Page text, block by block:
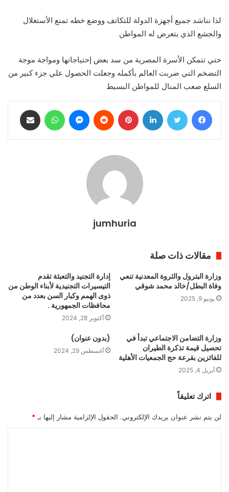
لذا نناشد جميع أجهزة الدولة للتكاتف ووضع خطه تمنع الأستغلال
والجشع الذي يتعرض له المواطن
حتي تتمكن الأسرة المصرية من سد بعض إحتياجاتها ومواجة موجة
التضخم التي ضربت العالم بأكمله وجعلت الحصول علي جزء كبير من
السلع صعب المنال للمواطن البسيط
فيسبوك تويتر لينكدإن بينتيريست ماسنجر واتساب
jumhuria
مقالات ذات صلة
وزارة البترول والثروة المعدنية تنعي
وفاة البطل/خالد محمد شوقي
يونيو 9, 2025
إدارة التجنيد والتعبئة تقدم
التيسيرات التجنيدية لأبناء الوطن من
ذوى الهمم وكبار السن بعدد من
محافظات الجمهورية .
أكتوبر 28, 2024
وزارة التضامن الاجتماعي تبدأ في
تحصيل قيمة تذكرة الطيران
للفائزين بقرعة حج الجمعيات الأهلية
أبريل 4, 2025
(بدون عنوان)
أغسطس 29, 2024
اترك تعليقاً
لن يتم نشر عنوان بريدك الإلكتروني. الحقول الإلزامية مشار إليها بـ *